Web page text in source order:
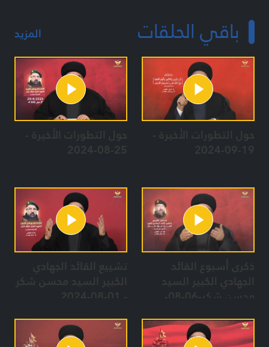
باقي الحلقات المزيد
حول التطورات الأخيرة -
19-09-2024
حول التطورات الأخيرة -
25-08-2024
ذكرى أسبوع القائد
الجهادي الكبير السيد
تشييع القائد الجهادي
الكبير السيد محسن شكر